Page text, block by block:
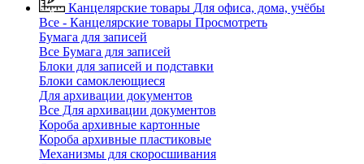
Канцелярские товары Для офиса, дома, учёбы
Все - Канцелярские товары Просмотреть
Бумага для записей
Все Бумага для записей
Блоки для записей и подставки
Блоки самоклеющиеся
Для архивации документов
Все Для архивации документов
Короба архивные картонные
Короба архивные пластиковые
Механизмы для скоросшивания